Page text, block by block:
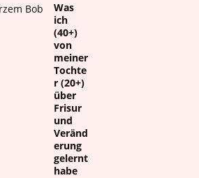
Was
ich
(40+)
von
meiner
Tochte
r (20+)
über
Frisur
und
Veränd
erung
gelernt
habe